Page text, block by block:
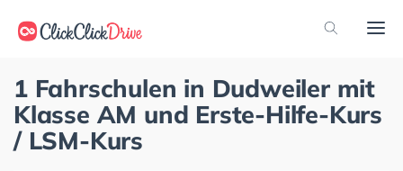
1 Fahrschulen in Dudweiler mit
Klasse AM und Erste-Hilfe-Kurs
/ LSM-Kurs